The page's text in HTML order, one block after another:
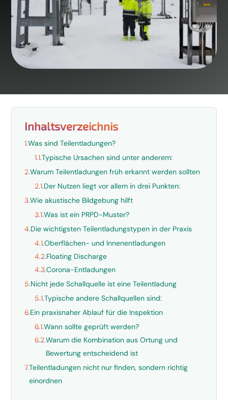
Inhaltsverzeichnis
1.Was sind Teilentladungen?
1.1.Typische Ursachen sind unter anderem:
2.Warum Teilentladungen früh erkannt werden sollten
2.1.Der Nutzen liegt vor allem in drei Punkten:
3.Wie akustische Bildgebung hilft
3.1.Was ist ein PRPD-Muster?
4.Die wichtigsten Teilentladungstypen in der Praxis
4.1.Oberflächen- und Innenentladungen
4.2.Floating Discharge
4.3.Corona-Entladungen
5.Nicht jede Schallquelle ist eine Teilentladung
5.1.Typische andere Schallquellen sind:
6.Ein praxisnaher Ablauf für die Inspektion
6.1.Wann sollte geprüft werden?
6.2.Warum die Kombination aus Ortung und
Bewertung entscheidend ist
7.Teilentladungen nicht nur finden, sondern richtig
einordnen